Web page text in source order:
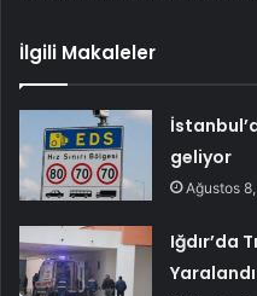
İlgili Makaleler
geliyor
Ağustos
Iğdır’da
Yaralandı